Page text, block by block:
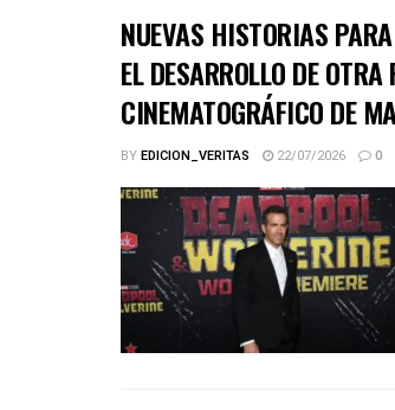
NUEVAS HISTORIAS
EL DESARROLLO DE
CINEMATOGRÁFICO DE
BYEDICION_VERITAS 22/07/2026 0